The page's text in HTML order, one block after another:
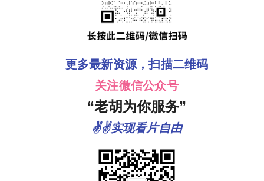
更多最新资源，扫描二维码
关注微信公众号
“老胡为你服务”
✌✌实现看片自由